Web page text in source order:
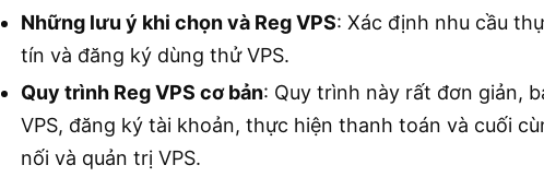
Những lưu ý khi chọn và Reg VPS: Xác định nhu cầu
tín và đăng ký dùng thử VPS.
Quy trình Reg VPS cơ bản: Quy trình này rất đơn giản,
VPS, đăng ký tài khoản, thực hiện thanh toán và cuối
nối và quản trị VPS.